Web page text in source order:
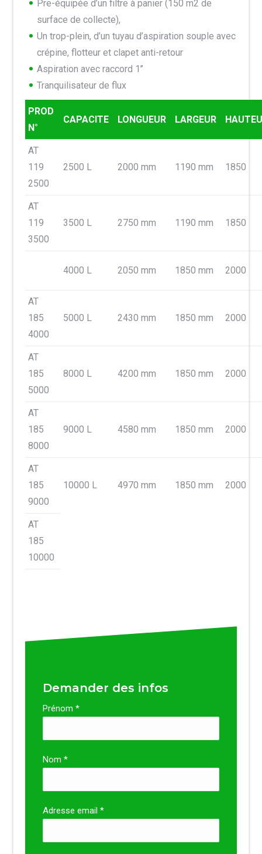
Pre-équipée d’un filtre à panier (150 m2 de
surface de collecte),
Un trop-plein, d’un tuyau d’aspiration souple avec
crépine, flotteur et clapet anti-retour
Aspiration avec raccord 1’’
Tranquilisateur de flux
PROD
N°
CAPACITE LONGUEUR LARGEUR
AT
119
2500
2500 L 2000 mm 1190 mm 1850
AT
119
3500
3500 L 2750 mm 1190 mm 1850
4000 L 2050 mm 1850 mm 2000
AT
185
4000
5000 L 2430 mm 1850 mm 2000
AT
185
5000
8000 L 4200 mm 1850 mm 2000
AT
185
8000
9000 L 4580 mm 1850 mm 2000
AT
185
9000
10000 L 4970 mm 1850 mm 2000
AT
185
10000
Demander des infos
Prénom *
Nom *
Adresse email *